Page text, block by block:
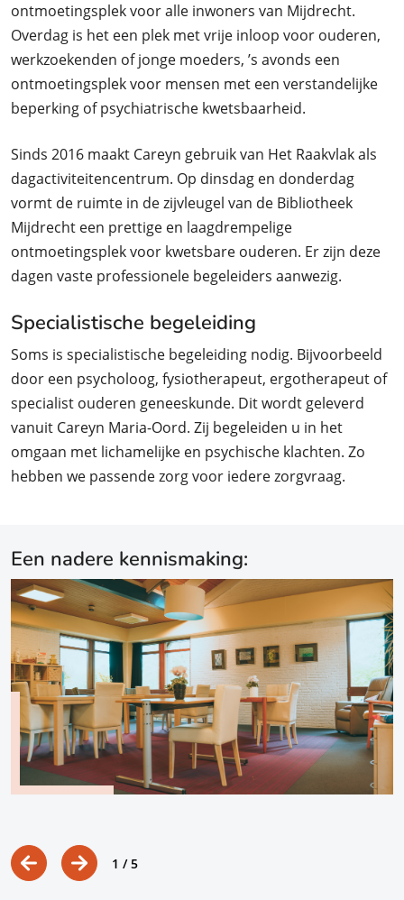
ontmoetingsplek voor alle inwoners van Mijdrecht.
Overdag is het een plek met vrije inloop voor ouderen,
werkzoekenden of jonge moeders, ’s avonds een
ontmoetingsplek voor mensen met een verstandelijke
beperking of psychiatrische kwetsbaarheid.
Sinds 2016 maakt Careyn gebruik van Het Raakvlak als
dagactiviteitencentrum. Op dinsdag en donderdag
vormt de ruimte in de zijvleugel van de Bibliotheek
Mijdrecht een prettige en laagdrempelige
ontmoetingsplek voor kwetsbare ouderen. Er zijn deze
dagen vaste professionele begeleiders aanwezig.
Specialistische begeleiding
Soms is specialistische begeleiding nodig. Bijvoorbeeld
door een psycholoog, fysiotherapeut, ergotherapeut of
specialist ouderen geneeskunde. Dit wordt geleverd
vanuit Careyn Maria-Oord. Zij begeleiden u in het
omgaan met lichamelijke en psychische klachten. Zo
hebben we passende zorg voor iedere zorgvraag.
Een nadere kennismaking:
1 / 5